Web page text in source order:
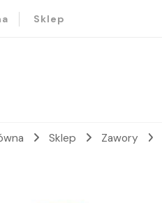
Sklep
Sklep Zawory